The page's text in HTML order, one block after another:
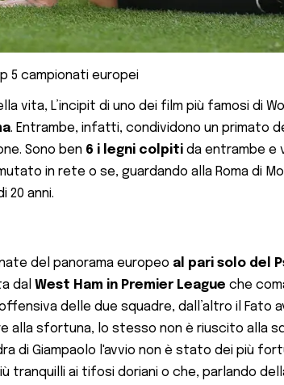
5 campionati europei
L’incipit di uno dei film più famosi di
. Entrambe, infatti, condividono un primato
Sono ben 6 i legni colpiti da entrambe e
in rete o se, guardando alla Roma di
20 anni.
del panorama europeo al pari solo del
dal West Ham in Premier League che
delle due squadre, dall’altro il
alla sfortuna, lo stesso non è riuscito alla
di Giampaolo l'avvio non è stato dei più
ai tifosi doriani o che, parlando